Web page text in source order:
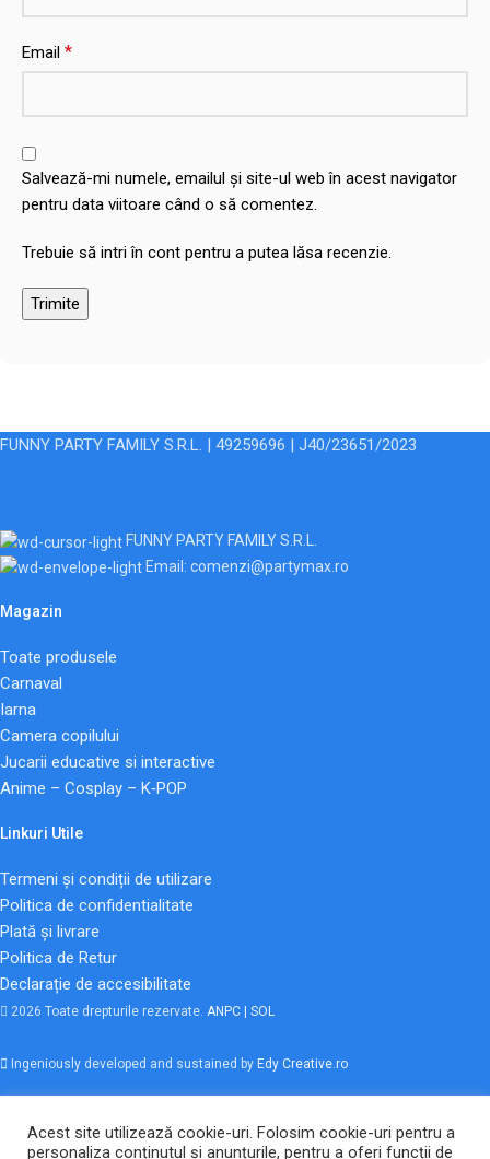
Email *
Salvează-mi numele, emailul și site-ul web în acest navigator
pentru data viitoare când o să comentez.
Trebuie să intri în cont pentru a putea lăsa recenzie.
FUNNY PARTY FAMILY S.R.L. | 49259696 | J40/23651/2023
FUNNY PARTY FAMILY S.R.L.
Email: comenzi@partymax.ro
Magazin
Toate produsele
Carnaval
Iarna
Camera copilului
Jucarii educative si interactive
Anime – Cosplay – K‑POP
Linkuri Utile
Termeni și condiții de utilizare
Politica de confidentialitate
Plată și livrare
Politica de Retur
Declarație de accesibilitate
2026 Toate drepturile rezervate. ANPC | SOL
Ingeniously developed and sustained by Edy Creative.ro
Magazin
Acest site utilizează cookie-uri. Folosim cookie-uri pentru a
personaliza conținutul și anunțurile, pentru a oferi funcții de